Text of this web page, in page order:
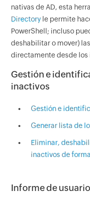
nativas de AD, esta
Directory le permite
PowerShell; incluso
deshabilitar o mover)
directamente desde los
Gestión e
inactivos
Gestión e
Generar lista de
Eliminar,
inactivos de
Informe de